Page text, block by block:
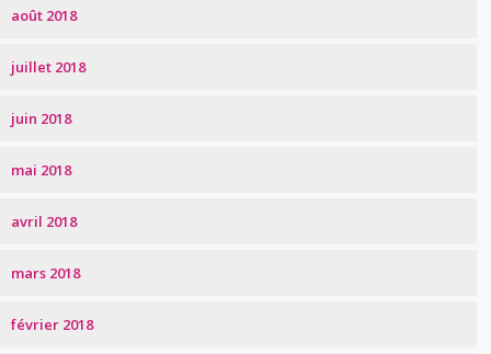
août 2018
juillet 2018
juin 2018
mai 2018
avril 2018
mars 2018
février 2018